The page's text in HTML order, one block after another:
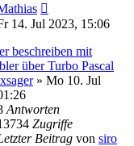
14. Jul 2023, 15:06
beschreiben mit
über Turbo Pascal
» Mo 10. Jul
Antworten
Zugriffe
Beitrag von siro